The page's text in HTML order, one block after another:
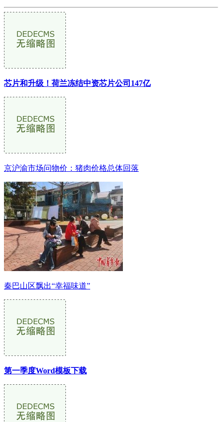
芯片和升级！荷兰冻结中资芯片公司147亿
京沪渝市场问物价：猪肉价格总体回落
秦巴山区飘出“幸福味道”
第一季度Word模板下载